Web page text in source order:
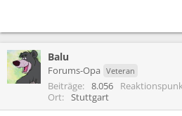
Balu
Forums-Opa Veteran
Beiträge 8.056
Ort
Stuttgart